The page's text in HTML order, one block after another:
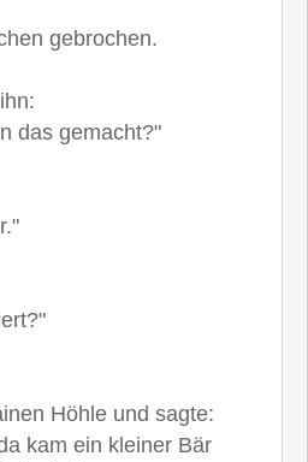
gebrochen.
das gemacht?"
Höhle und sagte:
kam ein kleiner Bär